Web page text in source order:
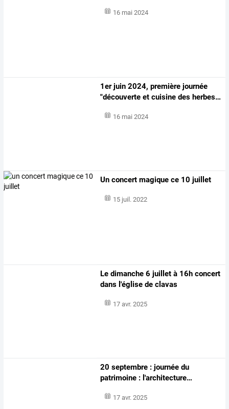
16 mai 2024
1erjuin 2024, première journée
"découverte et cuisine des herbes…
16 mai 2024
Un concert magique ce 10 juillet
15 juil. 2022
Le dimanche 6 juillet à 16h concert
dans l'église de clavas
17 avr. 2025
20 septembre : journée du
patrimoine : l'architecture…
17 avr. 2025